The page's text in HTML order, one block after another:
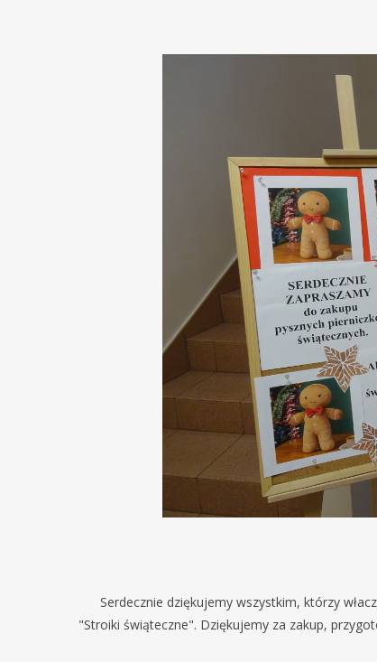
Serdecznie dziękujemy wszystkim, którzy
"Stroiki świąteczne". Dziękujemy za zakup,